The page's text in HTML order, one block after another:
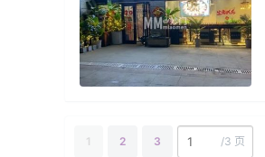
1 2 3 /3 页